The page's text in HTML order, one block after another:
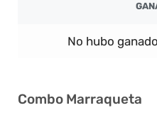
No hubo
Combo Marraqueta